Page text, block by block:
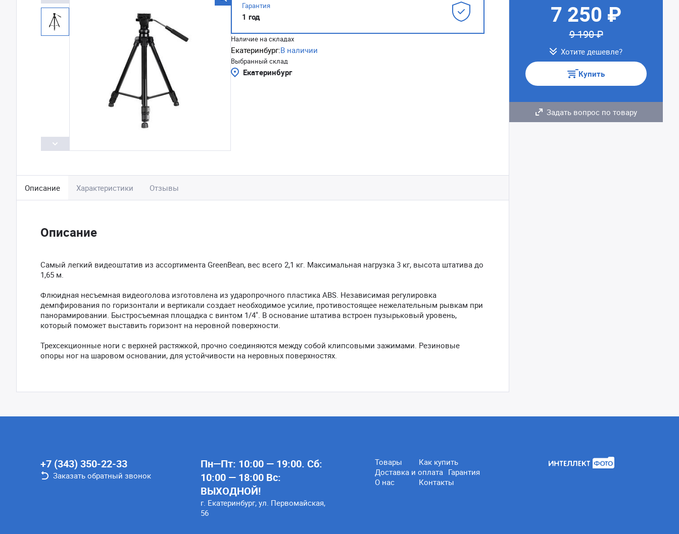
Гарантия
1 год
Наличие на складах
Екатеринбург:В наличии
Выбранный склад
Екатеринбург
Описание Характеристики Отзывы
Описание
Самый легкий видеоштатив из ассортимента GreenBean, вес всего 2,1 кг. Максимальная нагрузка 3 кг, высота штатива до
1,65 м.
Флюидная несъемная видеоголова изготовлена из ударопрочного пластика ABS. Независимая регулировка
демпфирования по горизонтали и вертикали создает необходимое усилие, противостоящее нежелательным рывкам при
панорамировании. Быстросъемная площадка с винтом 1/4". В основание штатива встроен пузырьковый уровень,
который поможет выставить горизонт на неровной поверхности.
Трехсекционные ноги с верхней растяжкой, прочно соединяются между собой клипсовыми зажимами. Резиновые
опоры ног на шаровом основании, для устойчивости на неровных поверхностях.
7 250 ₽
9 190 ₽
Хотите дешевле?
Купить
Задать вопрос по товару
+7 (343) 350-22-33
Заказать обратный звонок
Пн—Пт: 10:00 — 19:00. Сб:
10:00 — 18:00 Вс:
ВЫХОДНОЙ!
г. Екатеринбург, ул. Первомайская,
56
Товары
Как купить
Доставка и оплата Гарантия
О нас
Контакты